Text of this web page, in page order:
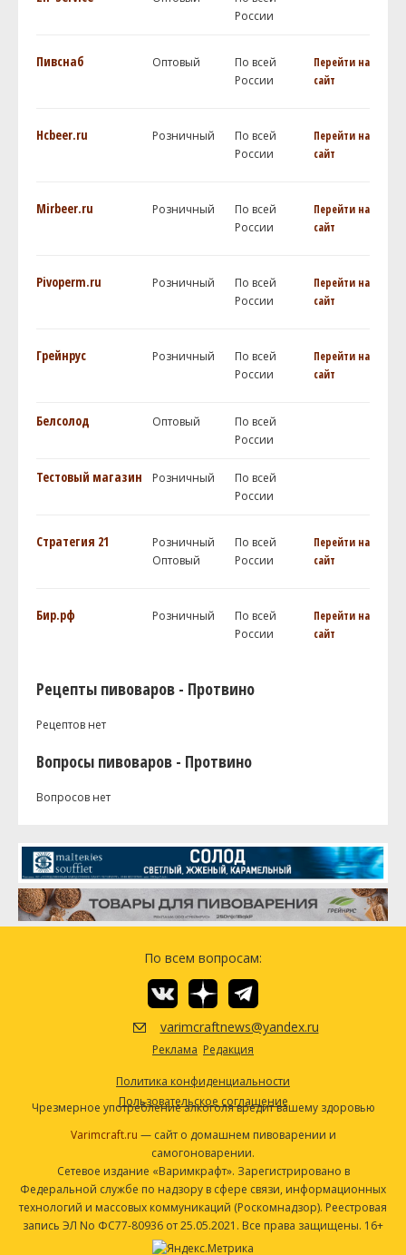
России
Пивснаб Оптовый
По всей
России
Перейти на
сайт
Hcbeer.ru Розничный
По всей
России
Перейти на
сайт
Mirbeer.ru Розничный
По всей
России
Перейти на
сайт
Pivoperm.ru Розничный
По всей
России
Перейти на
сайт
Грейнрус Розничный
По всей
России
Перейти на
сайт
Белсолод Оптовый
По всей
России
Тестовый магазин Розничный
По всей
России
Стратегия 21
Розничный
Оптовый
По всей
России
Перейти на
сайт
Бир.рф Розничный
По всей
России
Перейти на
сайт
Рецепты пивоваров - Протвино
Рецептов нет
Вопросы пивоваров - Протвино
Вопросов нет
По всем вопросам:
varimcraftnews@yandex.ru
Реклама Редакция
Политика конфиденциальности
Пользовательское соглашение
Чрезмерное употребление алкоголя вредит вашему здоровью
Varimcraft.ru — сайт о домашнем пивоварении и
самогоноварении.
Сетевое издание «Варимкрафт». Зарегистрировано в
Федеральной службе по надзору в сфере связи, информационных
технологий и массовых коммуникаций (Роскомнадзор). Реестровая
запись ЭЛ No ФС77-80936 от 25.05.2021. Все права защищены. 16+